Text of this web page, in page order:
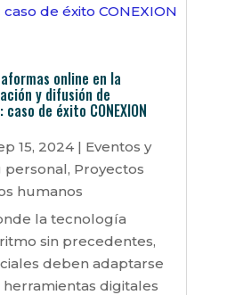
online en la
y difusión de
de éxito CONEXION
15, 2024| Eventos y
personal, Proyectos
humanos
la tecnología
sin precedentes,
deben adaptarse
digitales